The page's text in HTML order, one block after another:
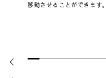
移動させることができます。